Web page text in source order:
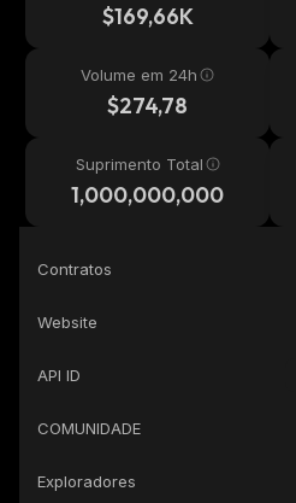
$169,66K
Volume em 24h
$274,78
Suprimento Total
1,000,000,000
Contratos
Website
API ID
COMUNIDADE
Exploradores